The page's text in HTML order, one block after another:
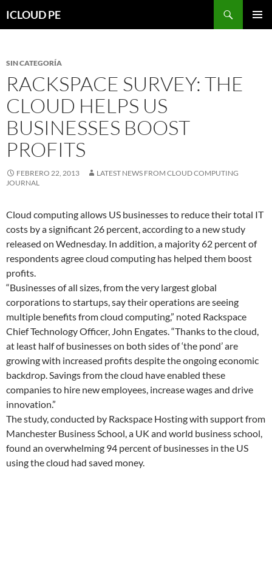
hacia
ICLOUD PE
SIN CATEGORÍA
RACKSPACE SURVEY: THE
CLOUD HELPS US
BUSINESSES BOOST
PROFITS
FEBRERO 22, 2013
LATEST NEWS FROM CLOUD COMPUTING
JOURNAL
Cloud computing allows US businesses to reduce their total IT
costs by a significant 26 percent, according to a new study
released on Wednesday. In addition, a majority 62 percent of
respondents agree cloud computing has helped them boost
profits.
“Businesses of all sizes, from the very largest global
corporations to startups, say their operations are seeing
multiple benefits from cloud computing,” noted Rackspace
Chief Technology Officer, John Engates. “Thanks to the cloud,
at least half of businesses on both sides of ‘the pond’ are
growing with increased profits despite the ongoing economic
backdrop. Savings from the cloud have enabled these
companies to hire new employees, increase wages and drive
innovation.”
The study, conducted by Rackspace Hosting with support from
Manchester Business School, a UK and world business school,
found an overwhelming 94 percent of businesses in the US
using the cloud had saved money.